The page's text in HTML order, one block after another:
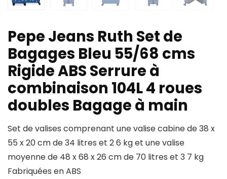
Pepe Jeans Ruth Set de
Bagages Bleu 55/68 cms
Rigide ABS Serrure à
combinaison 104L 4 roues
doubles Bagage à main
Set de valises comprenant une valise cabine de 38 x
55 x 20 cm de 34 litres et 2 6 kg et une valise
moyenne de 48 x 68 x 26 cm de 70 litres et 3 7 kg
Fabriquées en ABS